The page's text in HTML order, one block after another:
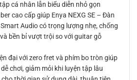
cá nhân lẫn biểu diễn nhỏ gọn
cao cấp giúp Enya NEXG SE – Đàn
Audio có trọng lượng nhẹ, chống
bền bỉ vượt trội so với guitar gỗ
đại với zero fret và phím bo tròn giúp
chơi, giảm mỏi khi luyện tập lâu